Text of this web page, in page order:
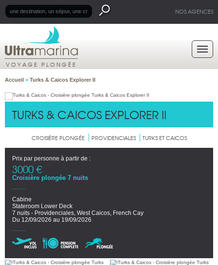
NOS AGENCES
VOYAGE PLONGÉE
Accueil > Turks & Caicos Explorer II
TURKS & CAICOS EXPLORER II
CROISIÈRE PLONGÉE PROVIDENCIALES TURKS ET CAICOS
Prix par personne à partir de :
3000 €
Croisière plongée 7 nuits
Cabine
Stateroom Lower Deck
7 nuits - Providenciales, West Caicos, French Cay
Du 12/09/2026 au 19/09/2026